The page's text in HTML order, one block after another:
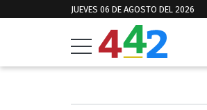
JUEVES 06 DE AGOSTO DEL 2026